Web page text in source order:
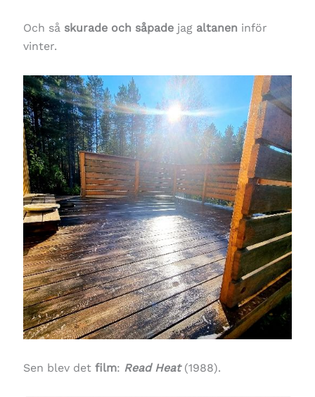
Och så skurade och såpadejag altanen inför
vinter.
Sen blev det film: Read Heat(1988).